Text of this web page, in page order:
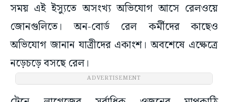
সময় এই ইস্যুতে অসংখ্য অভিযোগ আসে রেলওয়ে
জোনগুলিতে। অন-বোর্ড রেল কর্মীদের কাছেও
অভিযোগ জানান যাত্রীদের একাংশ। অবশেষে এক্ষেত্রে
নড়েচড়ে বসছে রেল।
ADVERTISEMENT